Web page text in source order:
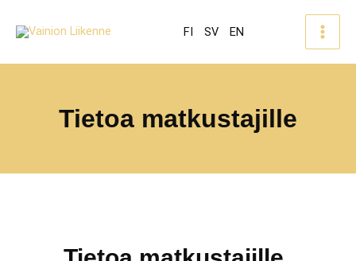
FI SV EN
Tietoa matkustajille